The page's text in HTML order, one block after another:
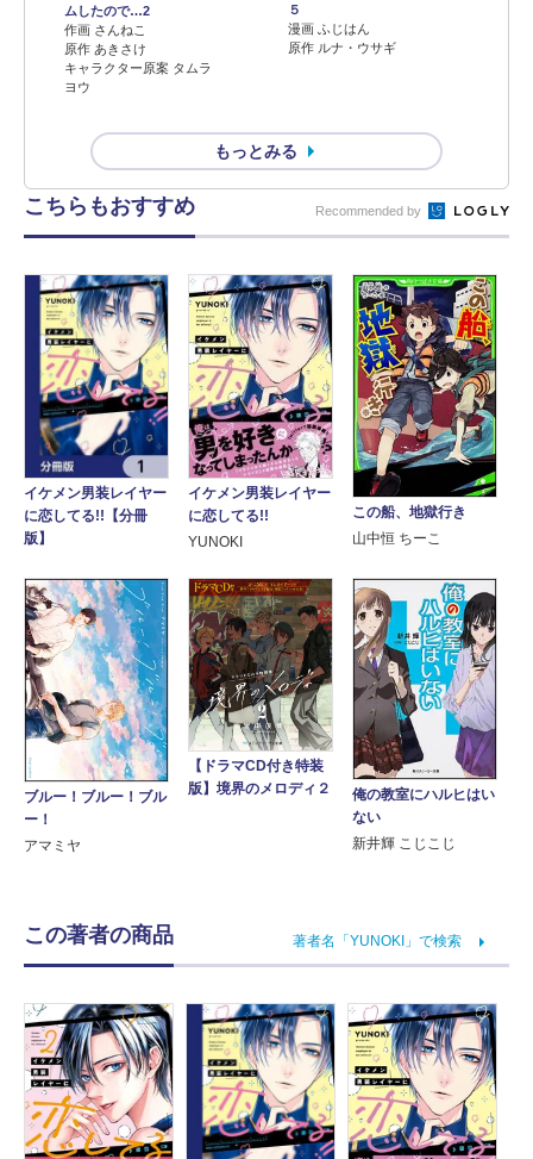
ムしたので…2
作画 さんねこ
原作 あきさけ
キャラクター原案 タムラ
ヨウ
５
漫画 ふじはん
原作 ルナ・ウサギ
もっとみる
こちらもおすすめ Recommended by
イケメン男装レイヤー
に恋してる!!【分冊
版】
イケメン男装レイヤー
に恋してる!!
YUNOKI
この船、地獄行き
山中恒 ちーこ
ブルー！ブルー！ブル
ー！
アマミヤ
【ドラマCD付き特装
版】境界のメロディ２
俺の教室にハルヒはい
ない
新井輝 こじこじ
この著者の商品 著者名「YUNOKI」で検索